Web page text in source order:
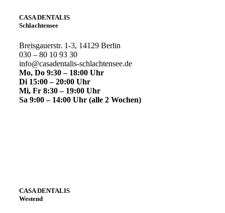
CASA DENTALIS
Schlachtensee
Breisgauerstr. 1-3, 14129 Berlin
030 – 80 10 93 30
info@casadentalis-schlachtensee.de
Mo, Do 9:30 – 18:00 Uhr
Di 15:00 – 20:00 Uhr
Mi, Fr 8:30 – 19:00 Uhr
Sa 9:00 – 14:00 Uhr (alle 2 Wochen)
CASA DENTALIS
Westend